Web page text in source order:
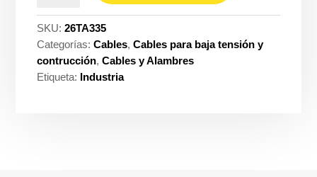
3X35
con
50MM
n.asil
SKU:26TA335
Categorías:Cables,Cables para baja tensión y
contrucción,Cables y Alambres
Etiqueta: Industria